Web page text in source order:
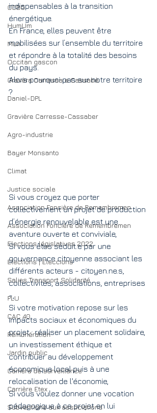
CCBG
HumUm
Mun
Occitan gascon
Gravèra Carressa e Cassabè
Daniel-DPL
Gravière Carresse-Cassaber
Agro-industrie
Bayer Monsanto
Climat
Justice sociale
Association Foncière de Remembremen
Association Foncière de Remembremen
Elections législatives 2022
Elections | Eleccions
Salies Transport Solidarité
PLU
CAC 40
Rémunération
Jardin public
Caméra de surveillance
Carrière Etex
Subventions aux associations
indispensables à la transition
énergétique.
En France, elles peuvent être
mobilisées sur l’ensemble du territoire
et répondre à la totalité des besoins
du pays.
Alors pourquoi pas sur notre territoire
?
Si vous croyez que porter
collectivement un projet de production
d’énergie renouvelable est une
aventure ouverte et conviviale,
Si vous êtes séduit.e par une
gouvernance citoyenne associant les
différents acteurs - citoyen.ne.s,
collectivités, associations, entreprises
-,
Si votre motivation repose sur les
impacts sociaux et économiques du
projet : réaliser un placement solidaire,
un investissement éthique et
contribuer au développement
économique local puis à une
relocalisation de l'économie,
Si vous voulez donner une vocation
pédagogique à ce projet en lui